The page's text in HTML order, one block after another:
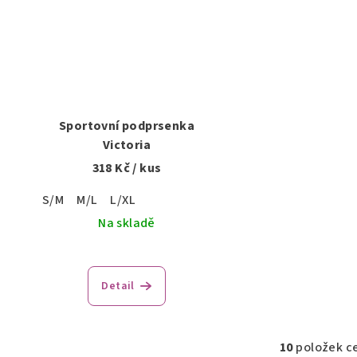
Sportovní podprsenka
Victoria
318 Kč/ kus
S/M
M/L
L/XL
Na skladě
Detail
10položek